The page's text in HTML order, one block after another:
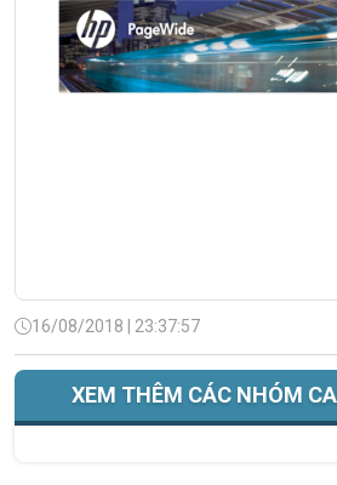
16/08/2018 | 23:37:57
XEM THÊM CÁC NHÓM